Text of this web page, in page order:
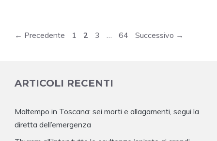
← Precedente Pagina
1 Pagina
2 Pagina
3 … Pagina
64 Successivo →
ARTICOLI RECENTI
Maltempo in Toscana: sei morti e allagamenti, segui la
diretta dell’emergenza